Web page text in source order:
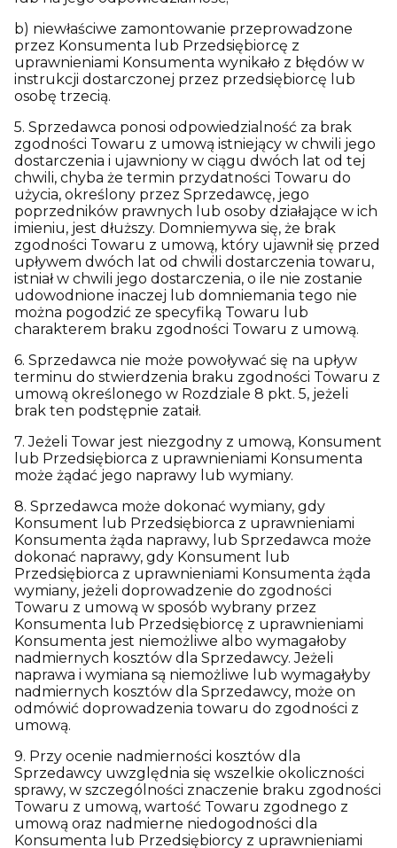
b) niewłaściwe zamontowanie przeprowadzone
przez Konsumenta lub Przedsiębiorcę z
uprawnieniami Konsumenta wynikało z błędów w
instrukcji dostarczonej przez przedsiębiorcę lub
osobę trzecią.
5. Sprzedawca ponosi odpowiedzialność za brak
zgodności Towaru z umową istniejący w chwili jego
dostarczenia i ujawniony w ciągu dwóch lat od tej
chwili, chyba że termin przydatności Towaru do
użycia, określony przez Sprzedawcę, jego
poprzedników prawnych lub osoby działające w ich
imieniu, jest dłuższy. Domniemywa się, że brak
zgodności Towaru z umową, który ujawnił się przed
upływem dwóch lat od chwili dostarczenia towaru,
istniał w chwili jego dostarczenia, o ile nie zostanie
udowodnione inaczej lub domniemania tego nie
można pogodzić ze specyfiką Towaru lub
charakterem braku zgodności Towaru z umową.
6. Sprzedawca nie może powoływać się na upływ
terminu do stwierdzenia braku zgodności Towaru z
umową określonego w Rozdziale 8 pkt. 5, jeżeli
brak ten podstępnie zataił.
7. Jeżeli Towar jest niezgodny z umową, Konsument
lub Przedsiębiorca z uprawnieniami Konsumenta
może żądać jego naprawy lub wymiany.
8. Sprzedawca może dokonać wymiany, gdy
Konsument lub Przedsiębiorca z uprawnieniami
Konsumenta żąda naprawy, lub Sprzedawca może
dokonać naprawy, gdy Konsument lub
Przedsiębiorca z uprawnieniami Konsumenta żąda
wymiany, jeżeli doprowadzenie do zgodności
Towaru z umową w sposób wybrany przez
Konsumenta lub Przedsiębiorcę z uprawnieniami
Konsumenta jest niemożliwe albo wymagałoby
nadmiernych kosztów dla Sprzedawcy. Jeżeli
naprawa i wymiana są niemożliwe lub wymagałyby
nadmiernych kosztów dla Sprzedawcy, może on
odmówić doprowadzenia towaru do zgodności z
umową.
9. Przy ocenie nadmierności kosztów dla
Sprzedawcy uwzględnia się wszelkie okoliczności
sprawy, w szczególności znaczenie braku zgodności
Towaru z umową, wartość Towaru zgodnego z
umową oraz nadmierne niedogodności dla
Konsumenta lub Przedsiębiorcy z uprawnieniami